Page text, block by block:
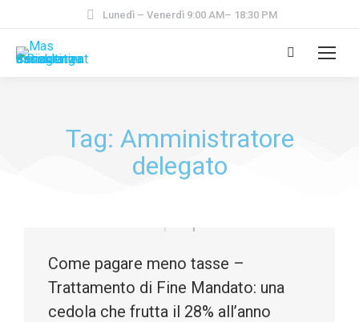
Lunedì – Venerdì 9:00 AM– 18:30 PM
Tag: Amministratore
delegato
Come pagare meno tasse –
Trattamento di Fine Mandato: una
cedola che frutta il 28% all’anno